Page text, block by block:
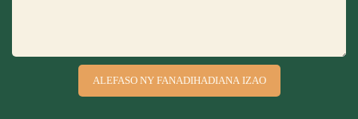
ALEFASO NY FANADIHADIANA IZAO